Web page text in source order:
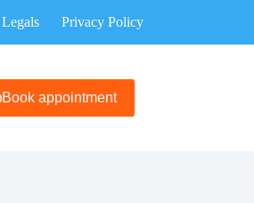
Legals Privacy Policy
Book appointment